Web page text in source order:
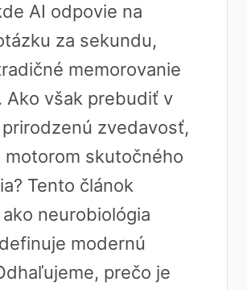
AI odpovie na
za sekundu,
memorovanie
Ako však prebudiť v
zvedavosť,
motorom skutočného
Tento článok
neurobiológia
modernú
prečo je